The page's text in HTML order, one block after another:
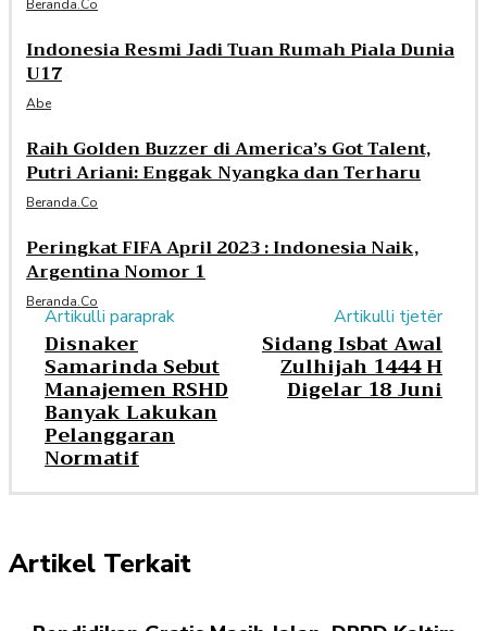
Beranda.co
Indonesia Resmi Jadi Tuan Rumah Piala Dunia
U17
Abe
Raih Golden Buzzer di America’s Got Talent,
Putri Ariani: Enggak Nyangka dan Terharu
Beranda.co
Peringkat FIFA April 2023 : Indonesia Naik,
Argentina Nomor 1
Beranda.co
Artikulli paraprak
Disnaker
Samarinda Sebut
Manajemen RSHD
Banyak Lakukan
Pelanggaran
Normatif
Artikulli tjetër
Sidang Isbat Awal
Zulhijah 1444 H
Digelar 18 Juni
Artikel Terkait